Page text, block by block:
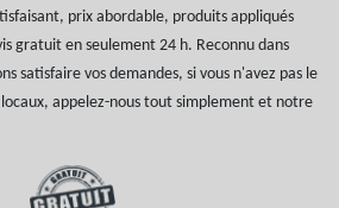
prix abordable, produits appliqués
gratuit en seulement 24 h. Reconnu dans
satisfaire vos demandes, si vous n'avez pas le
appelez-nous tout simplement et notre